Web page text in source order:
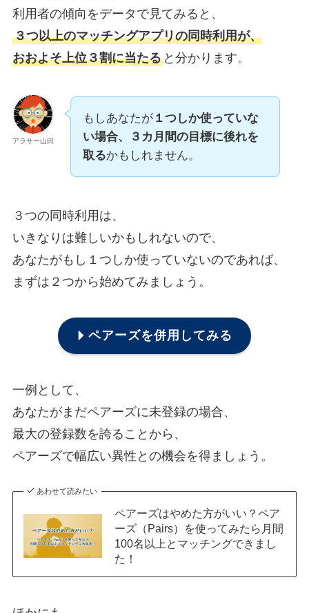
利用者の傾向をデータで見てみると、
３つ以上のマッチングアプリの同時利用が、
おおよそ上位３割に当たると分かります。
アラサー山田
もしあなたが１つしか使っていな
い場合、３カ月間の目標に後れを
取るかもしれません。
３つの同時利用は、
いきなりは難しいかもしれないので、
あなたがもし１つしか使っていないのであれば、
まずは２つから始めてみましょう。
ペアーズを併用してみる
一例として、
あなたがまだペアーズに未登録の場合、
最大の登録数を誇ることから、
ペアーズで幅広い異性との機会を得ましょう。
あわせて読みたい
ペアーズはやめた方がいい？ペア
ーズ（Pairs）を使ってみたら月間
100名以上とマッチングできまし
た！